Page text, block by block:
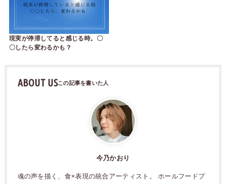
現実が停滞してると感じる時。〇
〇したら変わるかも？
ABOUT US
今乃かおり
魂の声を描く、食×表現の統合アーティスト。 ホールフードプ